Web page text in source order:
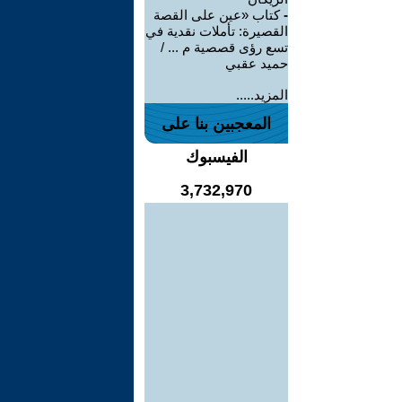
-كتاب «عين على القصة
القصيرة: تأملات نقدية في
تسع رؤى قصصية م ... /
حميد عقبي
المزيد.....
المعجبين بنا على
الفيسبوك
3,732,970